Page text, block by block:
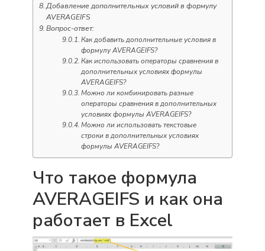
Добавление дополнительных условий в формулу
AVERAGEIFS
Вопрос-ответ:
Как добавить дополнительные условия в
формулу AVERAGEIFS?
Как использовать операторы сравнения в
дополнительных условиях формулы
AVERAGEIFS?
Можно ли комбинировать разные
операторы сравнения в дополнительных
условиях формулы AVERAGEIFS?
Можно ли использовать текстовые
строки в дополнительных условиях
формулы AVERAGEIFS?
Что такое формула
AVERAGEIFS и как она
работает в Excel